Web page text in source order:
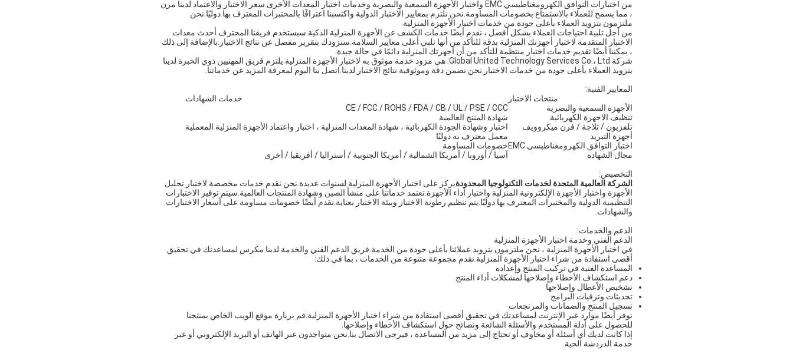
من اختبارات التوافق الكهرومغناطيسي EMC واختبار الأجهزة السمعية والبصرية وخدمات اختبار المعدات الأخرى.سعر الاختبار والاعتماد لدينا مرن
، مما يسمح للعملاء بالاستمتاع بخصومات المساومة.نحن نلتزم بمعايير الاختبار الدولية واكتسبنا اعترافًا بالمختبرات المعترف بها دوليًا.نحن
ملتزمون بتزويد العملاء بأعلى جودة من خدمات اختبار الأجهزة المنزلية.
من أجل تلبية احتياجات العملاء بشكل أفضل ، نقدم أيضًا خدمات الكشف عن الأجهزة المنزلية الذكية.سيستخدم فريقنا المحترف أحدث معدات
الاختبار المتقدمة لاختبار أجهزتك المنزلية بدقة للتأكد من أنها تلبي أعلى معايير السلامة.سنزودك بتقرير مفصل عن نتائج الاختبار.بالإضافة إلى ذلك
، يمكننا أيضًا تقديم خدمات اختبار منتظمة للتأكد من أن أجهزتك المنزلية دائمًا في حالة جيدة.
شركة Global United Technology Services Co.، Ltd. هي مزود خدمة موثوق به لاختبار الأجهزة المنزلية.يلتزم فريق المهنيين ذوي الخبرة لدينا
بتزويد العملاء بأعلى جودة من خدمات الاختبار.نحن نضمن دقة وموثوقية نتائج الاختبار لدينا.اتصل بنا اليوم لمعرفة المزيد عن خدماتنا.
المعايير الفنية:
منتجات الاختبار
خدمات الشهادات
الأجهزة السمعية والبصرية
CE / FCC / ROHS / FDA / CB / UL / PSE / CCC
تنظيف الاجهزة الكهربائية
شهادة المنتج العالمية
تلفزيون / ثلاجة / فرن ميكروويف
اختبار وشهادة الجودة الكهربائية ، شهادة المعدات المنزلية ، اختبار واعتماد الأجهزة المنزلية المعملية
أجهزة التبريد
معمل معترف به دوليًا
اختبار التوافق الكهرومغناطيسي EMC
خصومات المساومة
مجال الشهادة
آسيا / أوروبا / أمريكا الشمالية / أمريكا الجنوبية / أستراليا / أفريقيا / أخرى
التخصيص:
الشركة العالمية المتحدة لخدمات التكنولوجيا المحدودةيركز على اختبار الأجهزة المنزلية لسنوات عديدة.نحن نقدم خدمات مخصصة لاختبار تحليل
الأجهزة واختبار الأجهزة الإلكترونية المنزلية واختبار أداء الأجهزة.تعتمد خدماتنا على منشأ الصين وشهادة المنتجات العالمية.سيتم توفير الاختبارات
التنظيمية الدولية والمختبرات المعترف بها دوليًا.يتم تنظيم رطوبة الاختبار وبيئة الاختبار بعناية.نقدم أيضًا خصومات مساومة على أسعار الاختبارات
والشهادات.
الدعم والخدمات:
الدعم الفني وخدمة اختبار الأجهزة المنزلية
في اختبار الأجهزة المنزلية ، نحن ملتزمون بتزويد عملائنا بأعلى جودة من الخدمة.فريق الدعم الفني والخدمة لدينا مكرس لمساعدتك في تحقيق
أقصى استفادة من شراء اختبار الأجهزة المنزلية.نقدم مجموعة متنوعة من الخدمات ، بما في ذلك:
المساعدة الفنية في تركيب المنتج وإعداده
دعم استكشاف الأخطاء وإصلاحها لمشكلات أداء المنتج
تشخيص الأعطال وإصلاحها
تحديثات وترقيات البرامج
تسجيل المنتج والضمانات والمرتجعات
نوفر أيضًا موارد عبر الإنترنت لمساعدتك في تحقيق أقصى استفادة من شراء اختبار الأجهزة المنزلية.قم بزيارة موقع الويب الخاص بمنتجنا
للحصول على أدلة المستخدم والأسئلة الشائعة ونصائح حول استكشاف الأخطاء وإصلاحها.
إذا كانت لديك أي أسئلة أو مخاوف أو تحتاج إلى مزيد من المساعدة ، فيرجى الاتصال بنا.نحن متواجدون عبر الهاتف أو البريد الإلكتروني أو عبر
خدمة الدردشة الحية.